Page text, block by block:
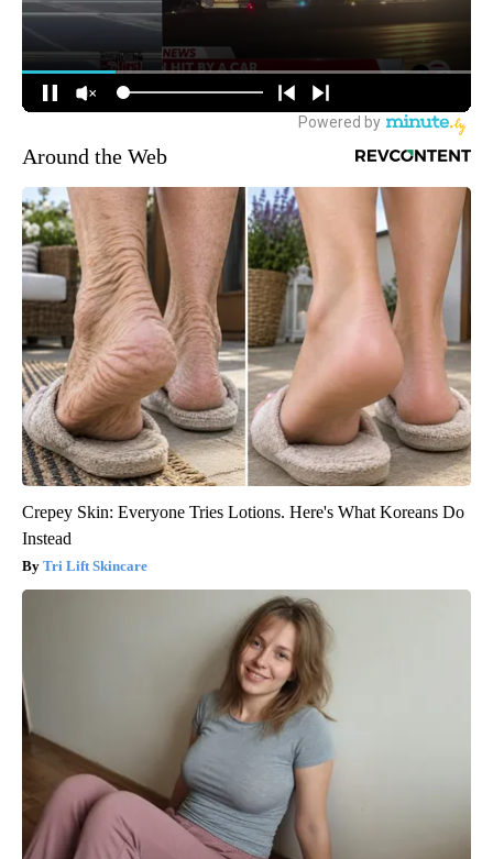
Around the Web
Crepey Skin: Everyone Tries Lotions. Here's What Koreans Do
Instead
Tri Lift Skincare